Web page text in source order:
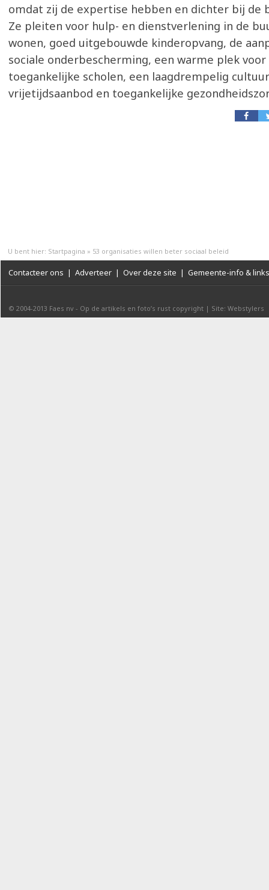
omdat zij de expertise hebben en dichter bij de
Ze pleiten voor hulp- en dienstverlening in de
wonen, goed uitgebouwde kinderopvang, de
sociale onderbescherming, een warme plek
toegankelijke scholen, een laagdrempelig
vrijetijdsaanbod en toegankelijke
U bent hier: Startpagina » 53 organisaties willen beter sociaal beleid
Contacteer ons | Adverteer | Over deze site | Gemeente-info & links
© 2004-2013 Faes nv - Op de artikels en foto’s rust copyright | Site: Webstylers